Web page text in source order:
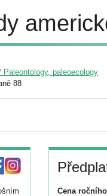
Paleontology, paleoecology
88
Cena